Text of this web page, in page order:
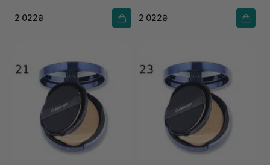
2 022₴ 2 022₴